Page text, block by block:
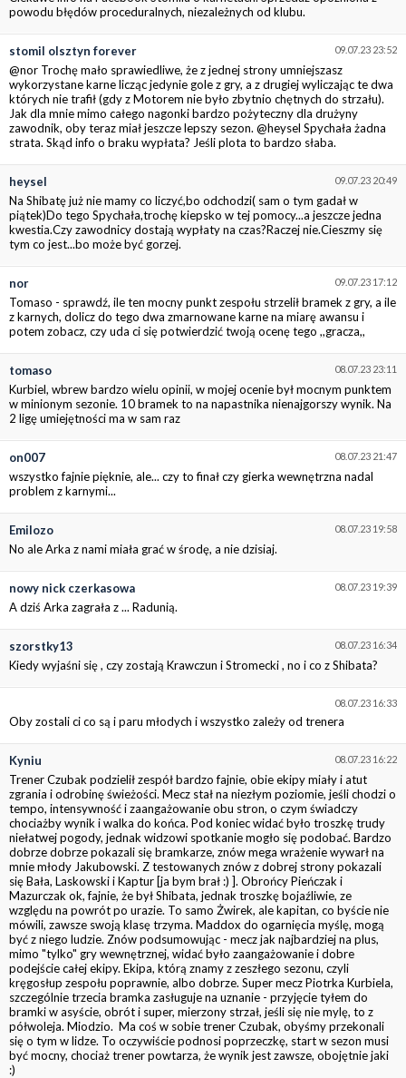
powodu błędów proceduralnych, niezależnych od klubu.
09.07.23 23:52
stomil olsztyn forever
@nor Trochę mało sprawiedliwe, że z jednej strony umniejszasz
wykorzystane karne licząc jedynie gole z gry, a z drugiej wyliczając te dwa
których nie trafił (gdy z Motorem nie było zbytnio chętnych do strzału).
Jak dla mnie mimo całego nagonki bardzo pożyteczny dla drużyny
zawodnik, oby teraz miał jeszcze lepszy sezon. @heysel Spychała żadna
strata. Skąd info o braku wypłata? Jeśli plota to bardzo słaba.
09.07.23 20:49
heysel
Na Shibatę już nie mamy co liczyć,bo odchodzi( sam o tym gadał w
piątek)Do tego Spychała,trochę kiepsko w tej pomocy...a jeszcze jedna
kwestia.Czy zawodnicy dostają wypłaty na czas?Raczej nie.Cieszmy się
tym co jest...bo może być gorzej.
09.07.23 17:12
nor
Tomaso - sprawdź, ile ten mocny punkt zespołu strzelił bramek z gry, a ile
z karnych, dolicz do tego dwa zmarnowane karne na miarę awansu i
potem zobacz, czy uda ci się potwierdzić twoją ocenę tego ,,gracza,,
08.07.23 23:11
tomaso
Kurbiel, wbrew bardzo wielu opinii, w mojej ocenie był mocnym punktem
w minionym sezonie. 10 bramek to na napastnika nienajgorszy wynik. Na
2 ligę umiejętności ma w sam raz
08.07.23 21:47
on007
wszystko fajnie pięknie, ale... czy to finał czy gierka wewnętrzna nadal
problem z karnymi...
08.07.23 19:58
Emilozo
No ale Arka z nami miała grać w środę, a nie dzisiaj.
08.07.23 19:39
nowy nick czerkasowa
A dziś Arka zagrała z ... Radunią.
08.07.23 16:34
szorstky13
Kiedy wyjaśni się , czy zostają Krawczun i Stromecki , no i co z Shibata?
08.07.23 16:33
Oby zostali ci co są i paru młodych i wszystko zależy od trenera
08.07.23 16:22
Kyniu
Trener Czubak podzielił zespół bardzo fajnie, obie ekipy miały i atut
zgrania i odrobinę świeżości. Mecz stał na niezłym poziomie, jeśli chodzi o
tempo, intensywność i zaangażowanie obu stron, o czym świadczy
chociażby wynik i walka do końca. Pod koniec widać było troszkę trudy
niełatwej pogody, jednak widzowi spotkanie mogło się podobać. Bardzo
dobrze dobrze pokazali się bramkarze, znów mega wrażenie wywarł na
mnie młody Jakubowski. Z testowanych znów z dobrej strony pokazali
się Bała, Laskowski i Kaptur [ja bym brał :) ]. Obrońcy Pieńczak i
Mazurczak ok, fajnie, że był Shibata, jednak troszkę bojaźliwie, ze
względu na powrót po urazie. To samo Żwirek, ale kapitan, co byście nie
mówili, zawsze swoją klasę trzyma. Maddox do ogarnięcia myślę, mogą
być z niego ludzie. Znów podsumowując - mecz jak najbardziej na plus,
mimo "tylko" gry wewnętrznej, widać było zaangażowanie i dobre
podejście całej ekipy. Ekipa, którą znamy z zeszłego sezonu, czyli
kręgosłup zespołu poprawnie, albo dobrze. Super mecz Piotrka Kurbiela,
szczególnie trzecia bramka zasługuje na uznanie - przyjęcie tyłem do
bramki w asyście, obrót i super, mierzony strzał, jeśli się nie mylę, to z
półwoleja. Miodzio. Ma coś w sobie trener Czubak, obyśmy przekonali
się o tym w lidze. To oczywiście podnosi poprzeczkę, start w sezon musi
być mocny, chociaż trener powtarza, że wynik jest zawsze, obojętnie jaki
:)